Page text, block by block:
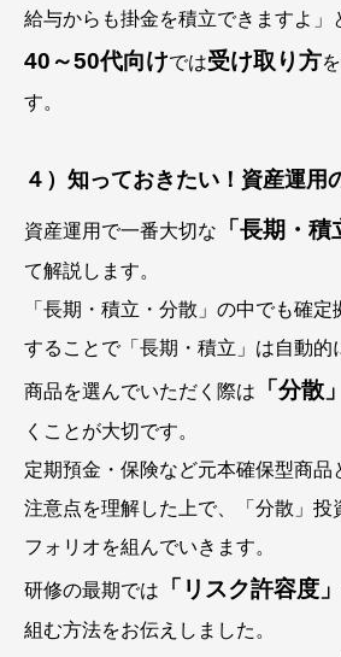
給与からも掛金を積立できますよ」
40～50代向けでは受け取り方
す。
４）知っておきたい！資産運用
資産運用で一番大切な 「長期・積
て解説します。
「長期・積立・分散」の中でも確
することで「長期・積立」は自動的
商品を選んでいただく際は 「分散」
くことが大切です。
定期預金・保険など元本確保型商品
注意点を理解した上で、「分散」投
フォリオを組んでいきます。
研修の最期では 「リスク許容度」
組む方法をお伝えしました。